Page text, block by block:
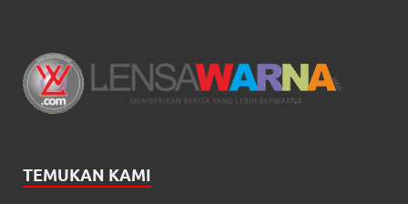
TEMUKAN KAMI